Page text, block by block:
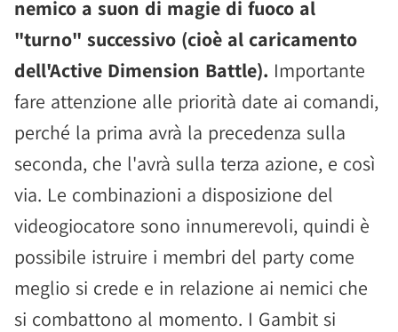
nemico a suon di magie di fuoco al
"turno" successivo (cioè al caricamento
dell'Active Dimension Battle). Importante
fare attenzione alle priorità date ai comandi,
perché la prima avrà la precedenza sulla
seconda, che l'avrà sulla terza azione, e così
via. Le combinazioni a disposizione del
videogiocatore sono innumerevoli, quindi è
possibile istruire i membri del party come
meglio si crede e in relazione ai nemici che
si combattono al momento. I Gambit si